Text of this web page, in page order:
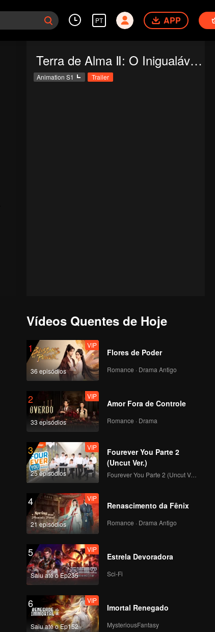
PT APP
Terra de Alma Ⅱ: O Inigualável Clã Tang
Animation S1 Trailer
Vídeos Quentes de Hoje
1
36 episódios
VIP
Flores de Poder
Romance · Drama Antigo
2
33 episódios
VIP
Amor Fora de Controle
Romance · Drama
3
25 episódios
VIP
Fourever You Parte 2
(Uncut Ver.)
Fourever You Parte 2 (Uncut Ver.)
4
21 episódios
VIP
Renascimento da Fênix
Romance · Drama Antigo
5
Saiu até o Ep235
VIP
Estrela Devoradora
Sci-Fi
6
Saiu até o Ep152
VIP
Imortal Renegado
MysteriousFantasy